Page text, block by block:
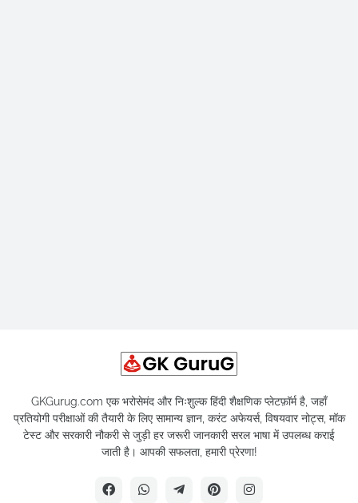
GKGurug.com एक भरोसेमंद और निःशुल्क हिंदी शैक्षणिक प्लेटफ़ॉर्म है, जहाँ
प्रतियोगी परीक्षाओं की तैयारी के लिए सामान्य ज्ञान, करंट अफेयर्स, विषयवार नोट्स, मॉक
टेस्ट और सरकारी नौकरी से जुड़ी हर जरूरी जानकारी सरल भाषा में उपलब्ध कराई
जाती है। आपकी सफलता, हमारी प्रेरणा!